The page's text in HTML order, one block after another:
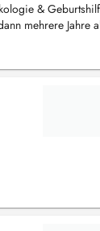
&
mehrere Jahre